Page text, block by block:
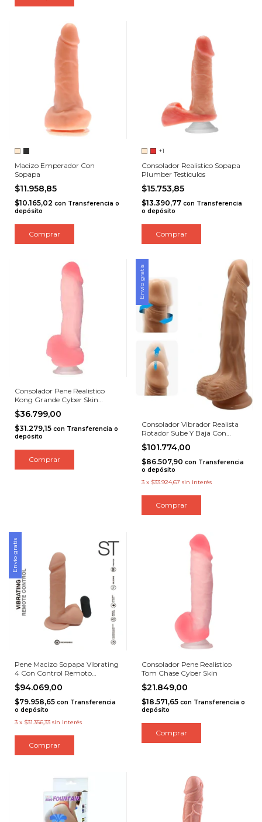
Macizo Emperador Con
Sopapa
$11.958,85
$10.165,02 con Transferencia o
depósito
Comprar
+1
Consolador Realistico Sopapa
Plumber Testiculos
$15.753,85
$13.390,77 con Transferencia
o depósito
Comprar
Consolador Pene Realistico
Kong Grande Cyber Skin
Ventosa
$36.799,00
$31.279,15 con Transferencia o
depósito
Envío gratis
Consolador Vibrador Realista
Rotador Sube Y Baja Con
Sopapa
$101.774,00
$86.507,90 con Transferencia
o depósito
3 x $33.924,67 sin interés
Envío gratis
Pene Macizo Sopapa Vibrating
4 Con Control Remoto
Recargable Usb
$94.069,00
$79.958,65 con Transferencia
o depósito
3 x $31.356,33 sin interés
Consolador Pene Realistico
Tom Chase Cyber Skin
$21.849,00
$18.571,65 con Transferencia o
depósito